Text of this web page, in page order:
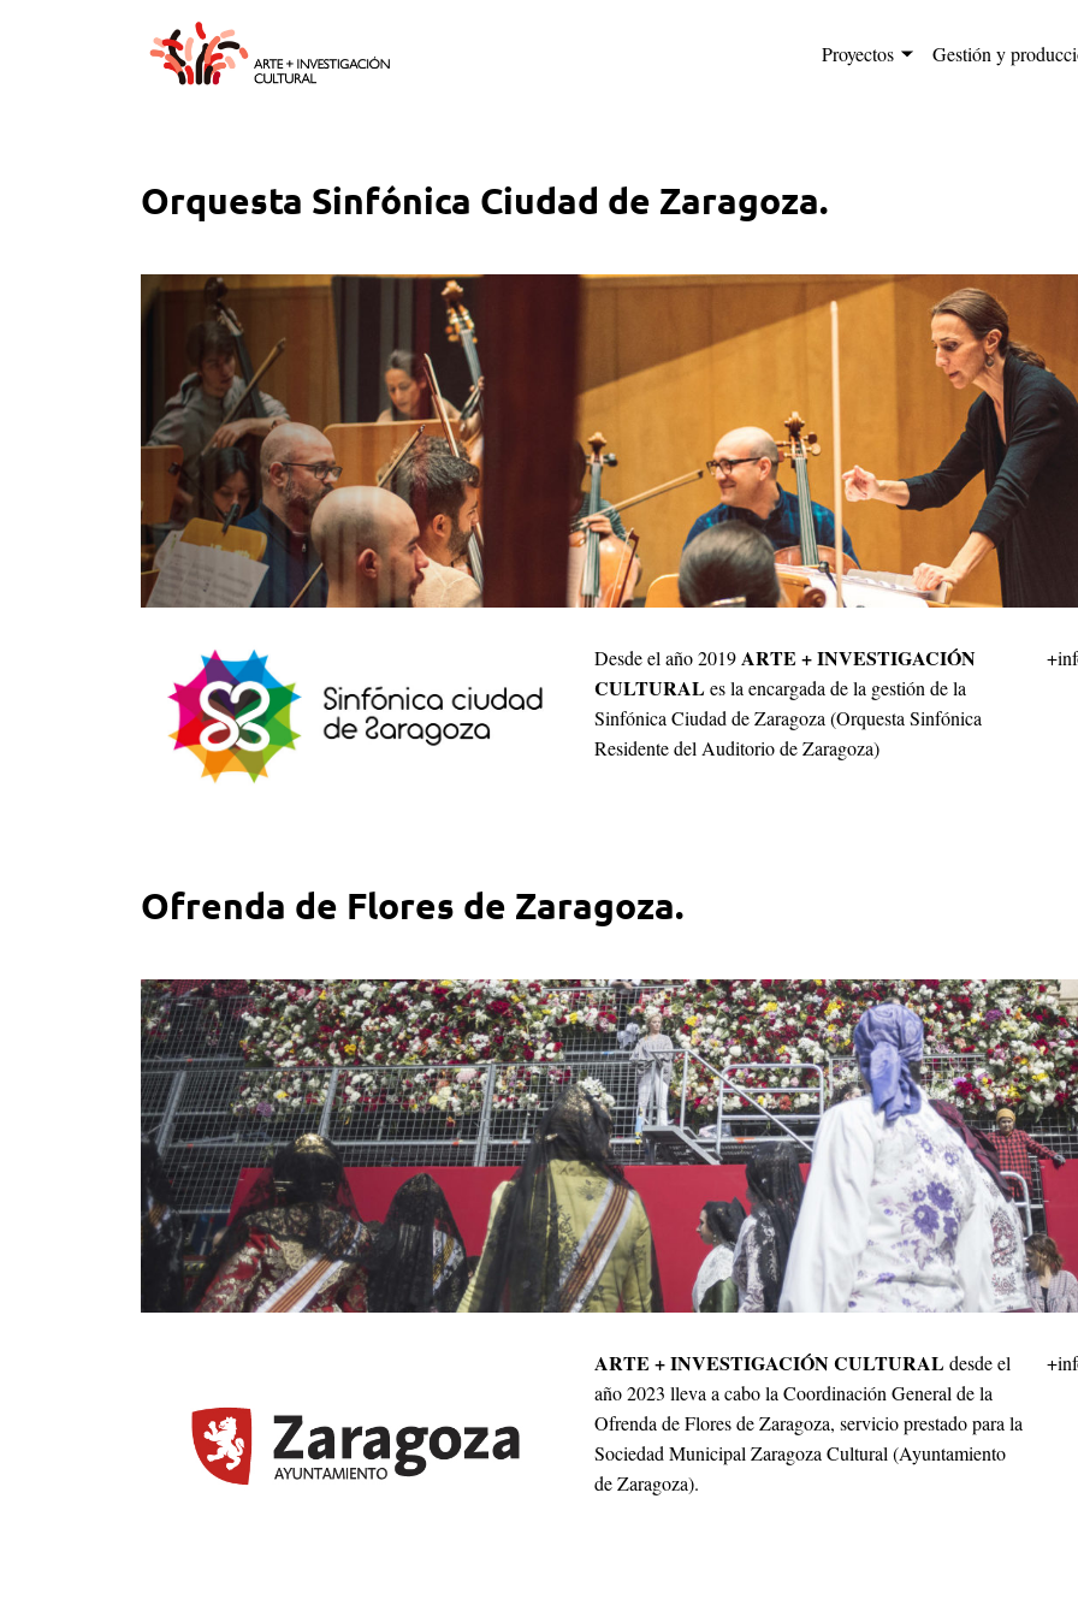
Proyectos Gestión y
Orquesta Sinfónica Ciudad de Zaragoza.
Desde el año 2019ARTE + INVESTIGACIÓN
CULTURALes la encargada de la gestión de la
Sinfónica Ciudad de Zaragoza (Orquesta Sinfónica
Residente del Auditorio de Zaragoza)
Ofrenda de Flores de Zaragoza.
ARTE + INVESTIGACIÓN CULTURALdesde el
año 2023 lleva a cabo la Coordinación General de la
Ofrenda de Flores de Zaragoza, servicio prestado para la
Sociedad Municipal Zaragoza Cultural (Ayuntamiento
de Zaragoza).